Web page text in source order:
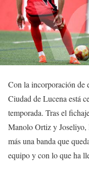
Con la incorporación de
Ciudad de Lucena está
temporada. Tras el
Manolo Ortiz y
más una banda que
equipo y con lo que ha